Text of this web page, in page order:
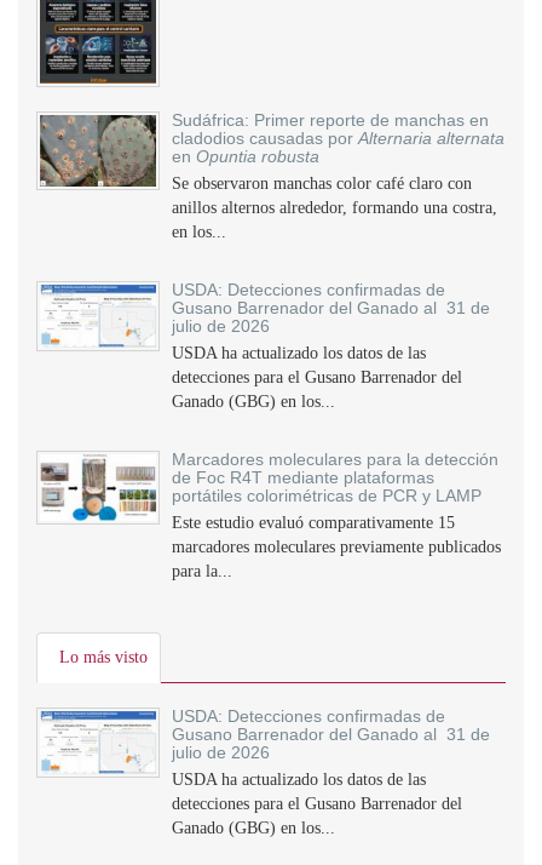
Sudáfrica: Primer reporte de manchas en
cladodios causadas por Alternaria alternata
en Opuntia robusta
Se observaron manchas color café claro con
anillos alternos alrededor, formando una costra,
en los...
USDA: Detecciones confirmadas de
Gusano Barrenador del Ganado al 31 de
julio de 2026
USDA ha actualizado los datos de las
detecciones para el Gusano Barrenador del
Ganado (GBG) en los...
Marcadores moleculares para la detección
de Foc R4T mediante plataformas
portátiles colorimétricas de PCR y LAMP
Este estudio evaluó comparativamente 15
marcadores moleculares previamente publicados
para la...
Lo más visto
USDA: Detecciones confirmadas de
Gusano Barrenador del Ganado al 31 de
julio de 2026
USDA ha actualizado los datos de las
detecciones para el Gusano Barrenador del
Ganado (GBG) en los...